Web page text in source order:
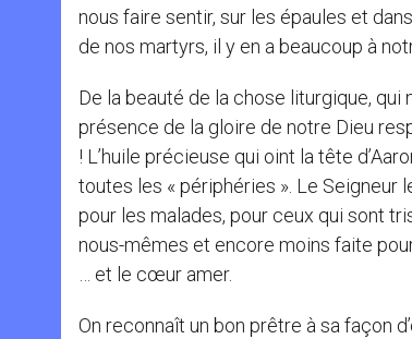
nous faire sentir, sur les épaules et
de nos martyrs, il y en a beaucoup à
De la beauté de la chose liturgique, qui
présence de la gloire de notre Dieu
! L’huile précieuse qui oint la tête
toutes les « périphéries ». Le Seigneur
pour les malades, pour ceux qui sont
nous-mêmes et encore moins faite
… et le cœur amer.
On reconnaît un bon prêtre à sa façon